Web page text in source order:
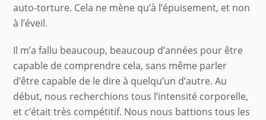
auto-torture. Cela ne mène qu’à l’épuisement, et non
à l’éveil.
Il m’a fallu beaucoup, beaucoup d’années pour être
capable de comprendre cela, sans même parler
d’être capable de le dire à quelqu’un d’autre. Au
début, nous recherchions tous l’intensité corporelle,
et c’était très compétitif. Nous nous battions tous les